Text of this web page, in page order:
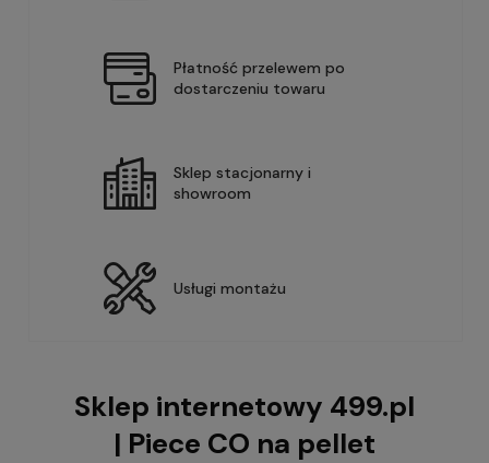
Płatność przelewem po
dostarczeniu towaru
Sklep stacjonarny i
showroom
Usługi montażu
Sklep internetowy 499.pl
| Piece CO na pellet